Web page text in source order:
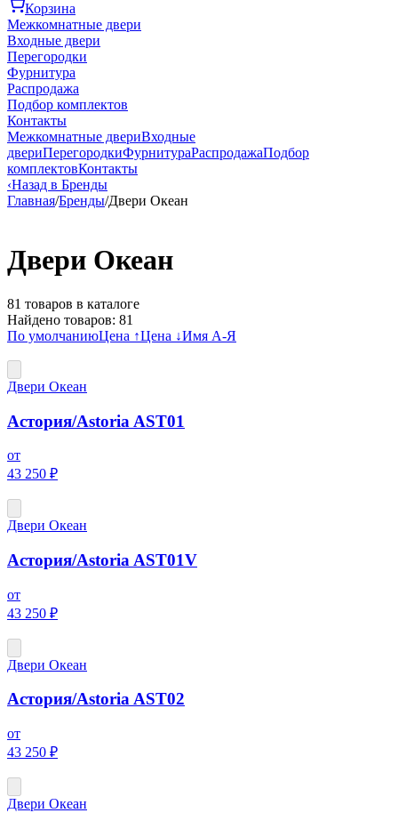
Корзина
Межкомнатные двери
Входные двери
Перегородки
Фурнитура
Распродажа
Подбор комплектов
Контакты
Межкомнатные двериВходные
двериПерегородкиФурнитураРаспродажаПодбор
комплектовКонтакты
‹Назад в Бренды
Главная/Бренды/Двери Океан
Двери Океан
81 товаров в каталоге
Найдено товаров: 81
По умолчаниюЦена ↑Цена ↓Имя А-Я
Двери Океан
Астория/Astoria AST01
от
43 250 ₽
Двери Океан
Астория/Astoria AST01V
от
43 250 ₽
Двери Океан
Астория/Astoria AST02
от
43 250 ₽
Двери Океан